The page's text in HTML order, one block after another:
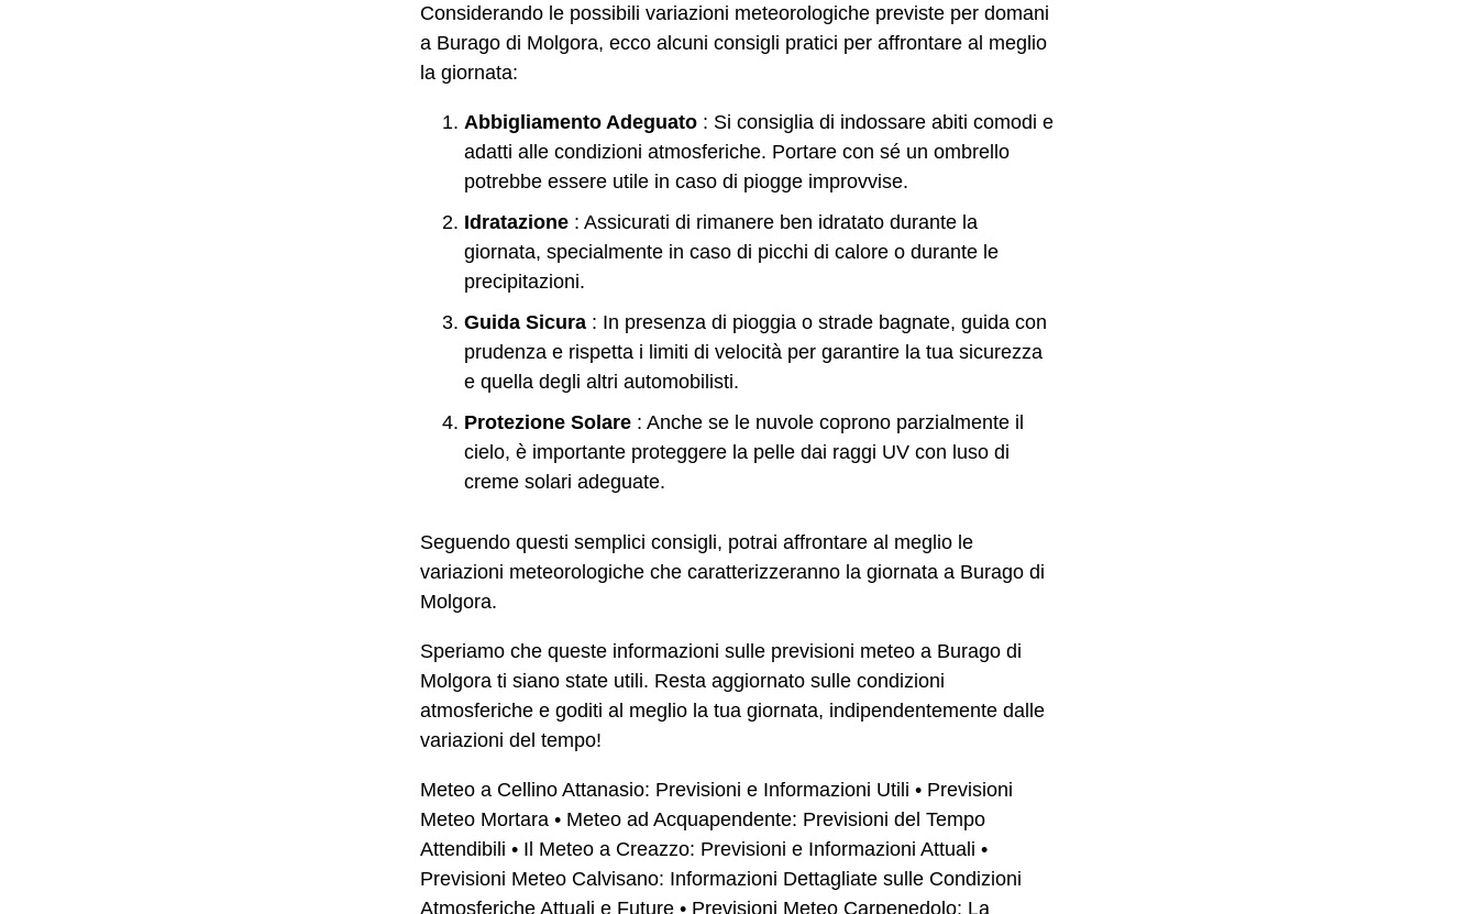
Considerando le possibili variazioni meteorologiche previste per domani
a Burago di Molgora, ecco alcuni consigli pratici per affrontare al meglio
la giornata:
Abbigliamento Adeguato : Si consiglia di indossare abiti comodi e
adatti alle condizioni atmosferiche. Portare con sé un ombrello
potrebbe essere utile in caso di piogge improvvise.
Idratazione : Assicurati di rimanere ben idratato durante la
giornata, specialmente in caso di picchi di calore o durante le
precipitazioni.
Guida Sicura : In presenza di pioggia o strade bagnate, guida con
prudenza e rispetta i limiti di velocità per garantire la tua sicurezza
e quella degli altri automobilisti.
Protezione Solare : Anche se le nuvole coprono parzialmente il
cielo, è importante proteggere la pelle dai raggi UV con luso di
creme solari adeguate.
Seguendo questi semplici consigli, potrai affrontare al meglio le
variazioni meteorologiche che caratterizzeranno la giornata a Burago di
Molgora.
Speriamo che queste informazioni sulle previsioni meteo a Burago di
Molgora ti siano state utili. Resta aggiornato sulle condizioni
atmosferiche e goditi al meglio la tua giornata, indipendentemente dalle
variazioni del tempo!
Meteo a Cellino Attanasio: Previsioni e Informazioni Utili • Previsioni
Meteo Mortara • Meteo ad Acquapendente: Previsioni del Tempo
Attendibili • Il Meteo a Creazzo: Previsioni e Informazioni Attuali •
Previsioni Meteo Calvisano: Informazioni Dettagliate sulle Condizioni
Atmosferiche Attuali e Future • Previsioni Meteo Carpenedolo: La